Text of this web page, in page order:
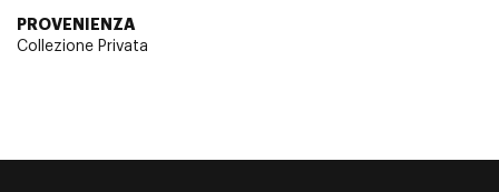
PROVENIENZA
Collezione Privata